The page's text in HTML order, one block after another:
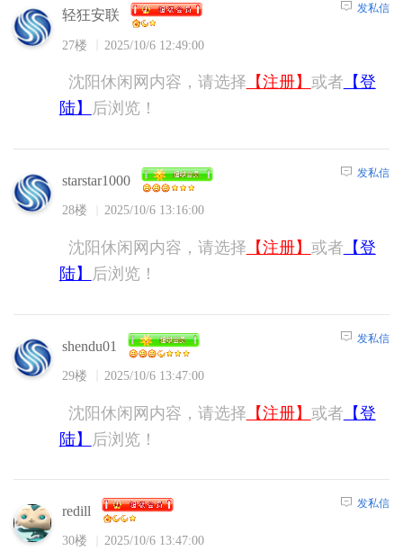
轻狂安联
27楼 2025/10/6 12:49:00
发私信
沈阳休闲网内容，请选择 【注册】 或者 【登
陆】
后浏览！
starstar1000
28楼 2025/10/6 13:16:00
发私信
沈阳休闲网内容，请选择 【注册】 或者 【登
陆】
后浏览！
shendu01
29楼 2025/10/6 13:47:00
发私信
沈阳休闲网内容，请选择 【注册】 或者 【登
陆】
后浏览！
redill
30楼 2025/10/6 13:47:00
发私信